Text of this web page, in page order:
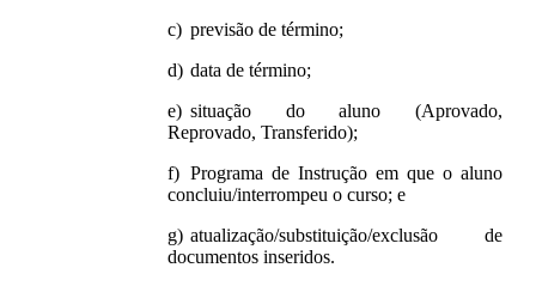
previsão de término;
data de término;
situação do aluno (Aprovado,
Reprovado, Transferido);
Programa de Instrução em que o aluno
concluiu/interrompeu o curso; e
atualização/substituição/exclusão de
documentos inseridos.